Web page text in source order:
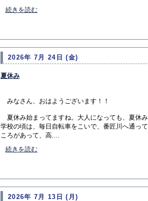
続きを読む
2026年 7月 24日 (金)
夏休み
みなさん、おはようございます！！
夏休み始まってますね。大人になっても、夏休
学校の頃は、毎日自転車をこいで、番匠川へ通っ
ころがあって、高....
続きを読む
2026年 7月 13日 (月)